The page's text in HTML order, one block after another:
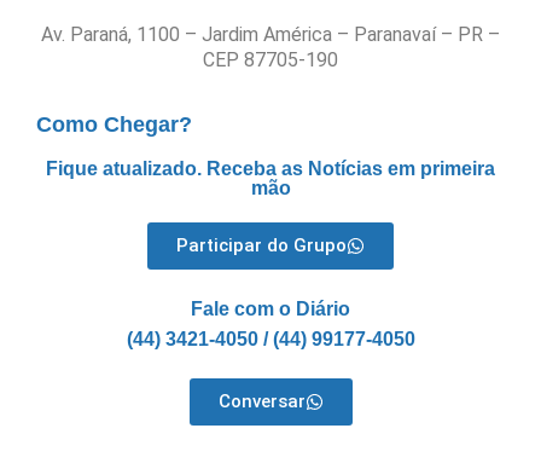
Av. Paraná, 1100 – Jardim América – Paranavaí – PR –
CEP 87705-190
Como Chegar?
Fique atualizado. Receba as Notícias em primeira
mão
Participar do Grupo
Fale com o Diário
(44) 3421-4050 / (44) 99177-4050
Conversar